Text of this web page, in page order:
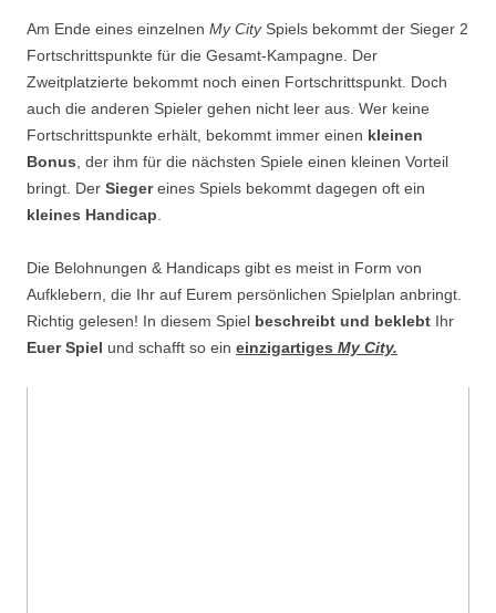
Am Ende eines einzelnen My CitySpiels bekommt der Sieger 2
Fortschrittspunkte für die Gesamt-Kampagne. Der
Zweitplatzierte bekommt noch einen Fortschrittspunkt. Doch
auch die anderen Spieler gehen nicht leer aus. Wer keine
Fortschrittspunkte erhält, bekommt immer einen kleinen
Bonus, der ihm für die nächsten Spiele einen kleinen Vorteil
bringt. Der Siegereines Spiels bekommt dagegen oft ein
kleines Handicap.
Die Belohnungen & Handicaps gibt es meist in Form von
Aufklebern, die Ihr auf Eurem persönlichen Spielplan anbringt.
Richtig gelesen! In diesem Spiel beschreibt und beklebt Ihr
Euer Spiel und schafft so ein einzigartiges My City.